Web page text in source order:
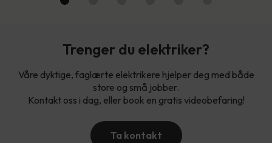
Trenger du elektriker?
Våre dyktige, faglærte elektrikere hjelper deg med både
store og små jobber.
Kontakt oss i dag, eller book en gratis videobefaring!
Ta kontakt